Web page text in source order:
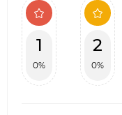
1
0%
2
0%